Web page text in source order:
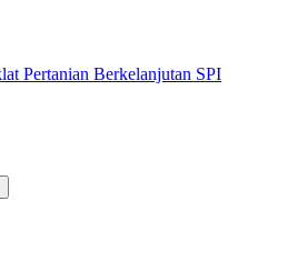
Pertanian Berkelanjutan SPI